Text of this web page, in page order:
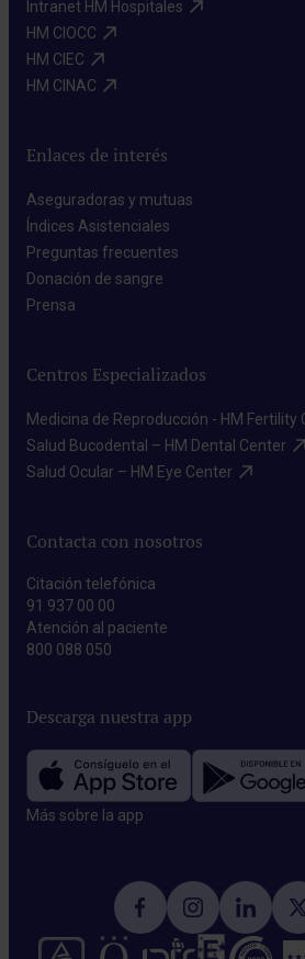
Intranet HM Hospitales​
HM CIOCC​
HM CIEC​
HM CINAC​
Enlaces de interés
Aseguradoras y mutuas​
Índices Asistenciales​
Preguntas frecuentes​
Donación de sangre​
Prensa​
Centros Especializados
Medicina de Reproducción - HM Fertility
Salud Bucodental – HM Dental Center​
Salud Ocular – HM Eye Center​
Contacta con nosotros
Citación telefónica
91 937 00 00
Atención al paciente
800 088 050
Descarga nuestra app
Más sobre la app​